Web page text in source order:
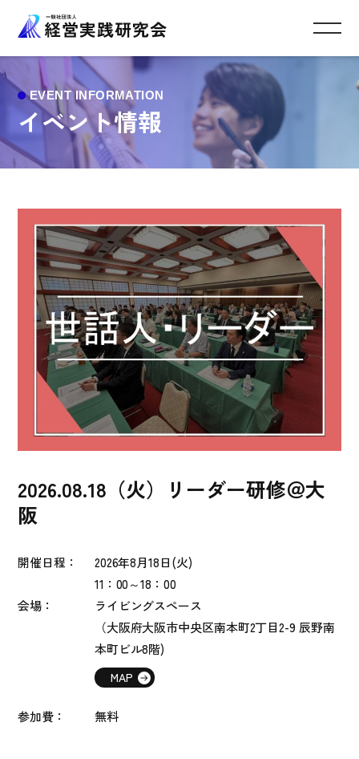
イベント情報
2026.08.18（火）リーダー研修＠大
阪
開催日程： 2026年8月18日(火)
11：00～18：00
会場：
ライビングスペース
（大阪府大阪市中央区南本町2丁目2-9 辰野南
本町ビル8階)
MAP
参加費： 無料